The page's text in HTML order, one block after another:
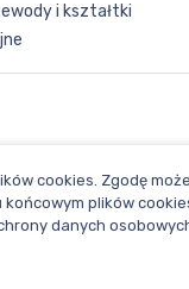
i kształtki
CHCESZ
cookies. Zgodę
plików
danych